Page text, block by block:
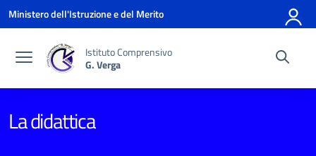
Vai ai contenuti
Vai al menu di navigazione
Vai al footer
Ministero dell'Istruzione e del Merito
Istituto Comprensivo
G. Verga
La didattica